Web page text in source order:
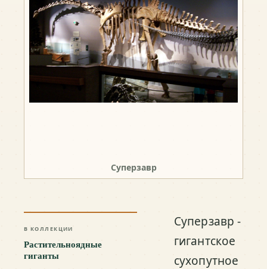
Суперзавр
В КОЛЛЕКЦИИ
Растительноядные
гиганты
Суперзавр -
гигантское
сухопутное